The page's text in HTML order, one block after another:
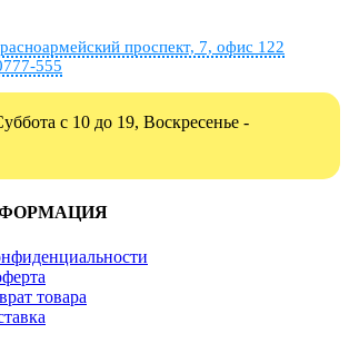
проспект, 7, офис 122
555
с 10 до 19, Воскресенье -
товара